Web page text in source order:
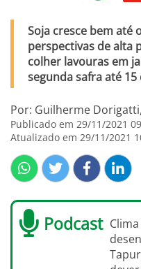
Soja cresce bem até
perspectivas de alta
colher lavouras em
segunda safra até
Por: Guilherme
Publicado em 29/11/2021
Atualizado em 29/11/2021
Podcast